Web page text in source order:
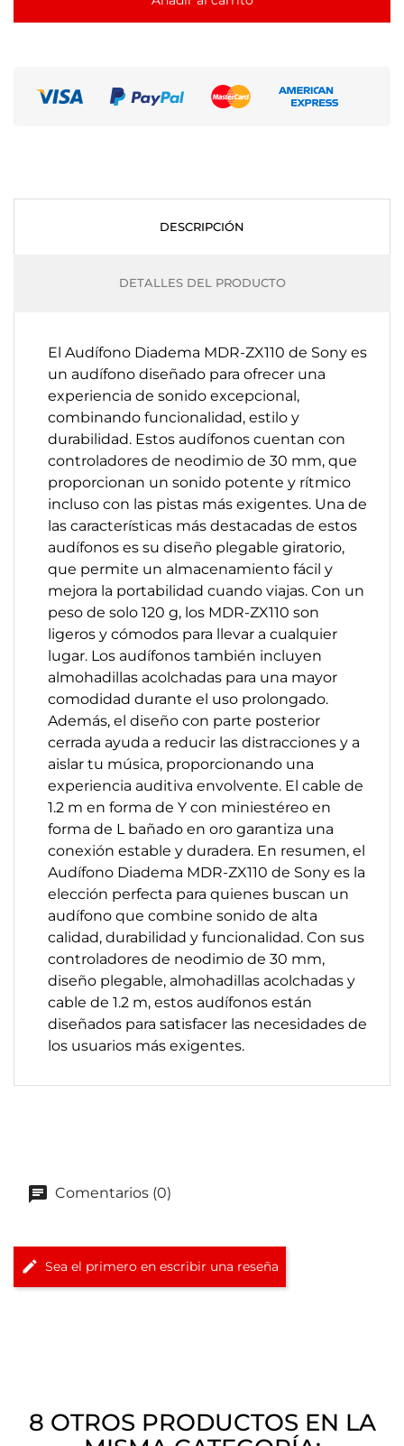
DESCRIPCIÓN
DETALLES DEL PRODUCTO
El Audífono Diadema MDR-ZX110 de Sony es
un audífono diseñado para ofrecer una
experiencia de sonido excepcional,
combinando funcionalidad, estilo y
durabilidad. Estos audífonos cuentan con
controladores de neodimio de 30 mm, que
proporcionan un sonido potente y rítmico
incluso con las pistas más exigentes. Una de
las características más destacadas de estos
audífonos es su diseño plegable giratorio,
que permite un almacenamiento fácil y
mejora la portabilidad cuando viajas. Con un
peso de solo 120 g, los MDR-ZX110 son
ligeros y cómodos para llevar a cualquier
lugar. Los audífonos también incluyen
almohadillas acolchadas para una mayor
comodidad durante el uso prolongado.
Además, el diseño con parte posterior
cerrada ayuda a reducir las distracciones y a
aislar tu música, proporcionando una
experiencia auditiva envolvente. El cable de
1.2 m en forma de Y con miniestéreo en
forma de L bañado en oro garantiza una
conexión estable y duradera. En resumen, el
Audífono Diadema MDR-ZX110 de Sony es la
elección perfecta para quienes buscan un
audífono que combine sonido de alta
calidad, durabilidad y funcionalidad. Con sus
controladores de neodimio de 30 mm,
diseño plegable, almohadillas acolchadas y
cable de 1.2 m, estos audífonos están
diseñados para satisfacer las necesidades de
los usuarios más exigentes.
Comentarios (0)
Sea el primero en escribir una reseña
8 OTROS PRODUCTOS EN LA